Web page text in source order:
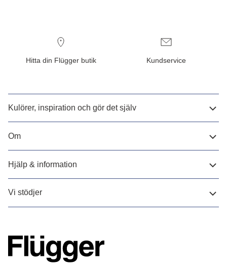
Hitta din Flügger butik Kundservice
Kulörer, inspiration och gör det själv
Om
Hjälp & information
Vi stödjer